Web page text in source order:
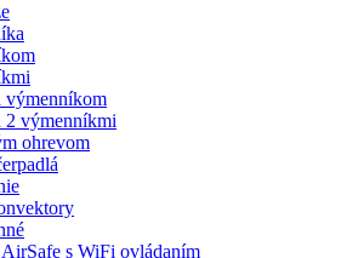
výmenníkom
2 výmenníkmi
ohrevom
AirSafe s WiFi ovládaním